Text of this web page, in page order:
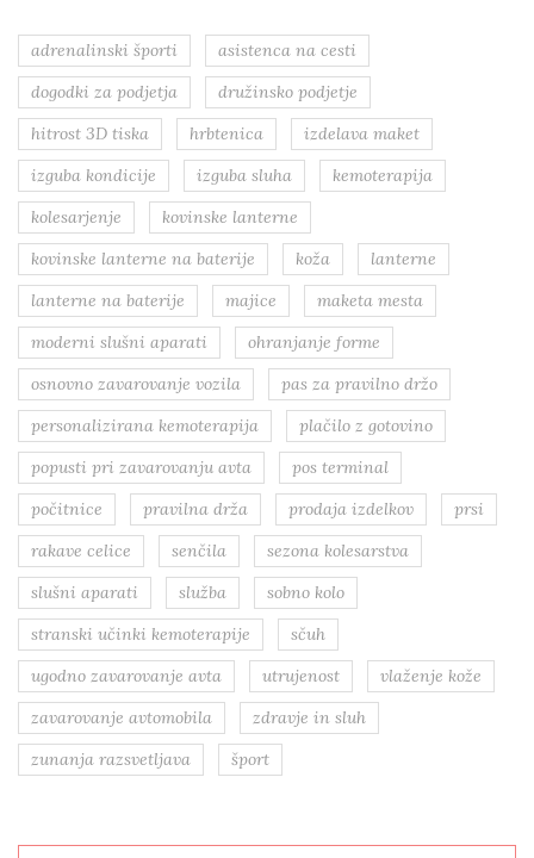
adrenalinski športi
asistenca na cesti
dogodki za podjetja
družinsko podjetje
hitrost 3D tiska
hrbtenica
izdelava maket
izguba kondicije
izguba sluha
kemoterapija
kolesarjenje
kovinske lanterne
kovinske lanterne na baterije
koža
lanterne
lanterne na baterije
majice
maketa mesta
moderni slušni aparati
ohranjanje forme
osnovno zavarovanje vozila
pas za pravilno držo
personalizirana kemoterapija
plačilo z gotovino
popusti pri zavarovanju avta
pos terminal
počitnice
pravilna drža prodaja izdelkov
prsi
rakave celice
senčila
sezona kolesarstva
slušni aparati
služba
sobno kolo
stranski učinki kemoterapije
sčuh
ugodno zavarovanje avta
utrujenost
vlaženje kože
zavarovanje avtomobila
zdravje in sluh
zunanja razsvetljava
šport